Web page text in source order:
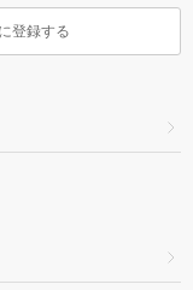
登録する